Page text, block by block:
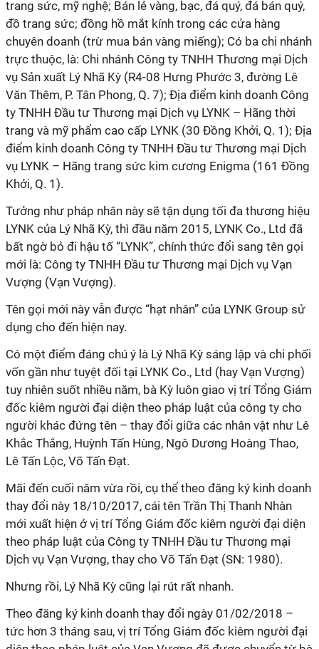
trang sức, mỹ nghệ; Bán lẻ vàng, bạc, đá quý, đá bán quý,
đồ trang sức; đồng hồ mắt kính trong các cửa hàng
chuyên doanh (trừ mua bán vàng miếng); Có ba chi nhánh
trực thuộc, là: Chi nhánh Công ty TNHH Thương mại Dịch
vụ Sản xuất Lý Nhã Kỳ (R4-08 Hưng Phước 3, đường Lê
Văn Thêm, P. Tân Phong, Q. 7); Địa điểm kinh doanh Công
ty TNHH Đầu tư Thương mại Dịch vụ LYNK – Hãng thời
trang và mỹ phẩm cao cấp LYNK (30 Đồng Khởi, Q. 1); Địa
điểm kinh doanh Công ty TNHH Đầu tư Thương mại Dịch
vụ LYNK – Hãng trang sức kim cương Enigma (161 Đồng
Khởi, Q. 1).
Tưởng như pháp nhân này sẽ tận dụng tối đa thương hiệu
LYNK của Lý Nhã Kỳ, thì đầu năm 2015, LYNK Co., Ltd đã
bất ngờ bỏ đi hậu tố “LYNK”, chính thức đổi sang tên gọi
mới là: Công ty TNHH Đầu tư Thương mại Dịch vụ Vạn
Vượng (Vạn Vượng).
Tên gọi mới này vẫn được “hạt nhân” của LYNK Group sử
dụng cho đến hiện nay.
Có một điểm đáng chú ý là Lý Nhã Kỳ sáng lập và chi phối
vốn gần như tuyệt đối tại LYNK Co., Ltd (hay Vạn Vượng)
tuy nhiên suốt nhiều năm, bà Kỳ luôn giao vị trí Tổng Giám
đốc kiêm người đại diện theo pháp luật của công ty cho
người khác đứng tên – thay đổi giữa các nhân vật như Lê
Khắc Thắng, Huỳnh Tấn Hùng, Ngô Dương Hoàng Thao,
Lê Tấn Lộc, Võ Tấn Đạt.
Mãi đến cuối năm vừa rồi, cụ thể theo đăng ký kinh doanh
thay đổi này 18/10/2017, cái tên Trần Thị Thanh Nhàn
mới xuất hiện ở vị trí Tổng Giám đốc kiêm người đại diện
theo pháp luật của Công ty TNHH Đầu tư Thương mại
Dịch vụ Vạn Vượng, thay cho Võ Tấn Đạt (SN: 1980).
Nhưng rồi, Lý Nhã Kỳ cũng lại rút rất nhanh.
Theo đăng ký kinh doanh thay đổi ngày 01/02/2018 –
tức hơn 3 tháng sau, vị trí Tổng Giám đốc kiêm người đại